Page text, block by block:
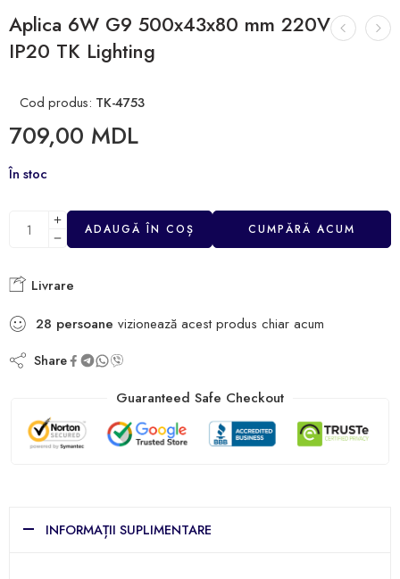
Aplica 6W G9 500x43x80 mm 220V
IP20 TK Lighting
Cod produs: TK-4753
709,00 MDL
În stoc
ADAUGĂ ÎN COȘ CUMPĂRĂ ACUM
Livrare
28 persoane vizionează acest produs chiar acum
Share
Guaranteed Safe Checkout
INFORMAȚII SUPLIMENTARE